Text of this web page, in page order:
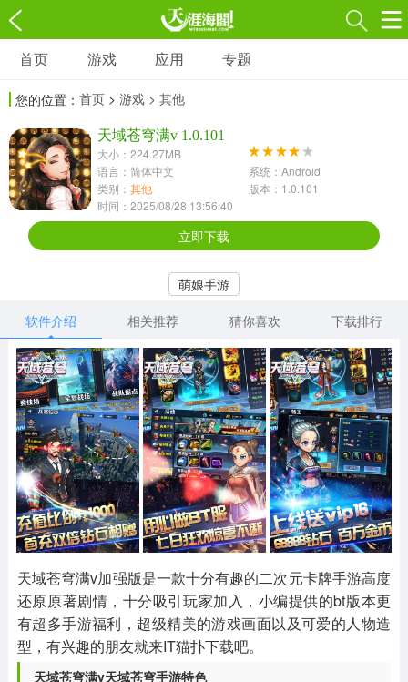
游戏
3697款应用
1597款应用
休闲益智
13387款应用
2196款应用
冒险解谜
418款应用
音乐舞蹈
269款应用
2716款应用
515款应用
其他
1654款应用
游戏助手
515款应用
MOD游戏
1056款应用
首页 游戏 应用 专题
您的位置： 首页 > 游戏 > 其他
天域苍穹满v 1.0.101
大小：224.27MB
语言：简体中文
系统：Android
类别： 其他
版本：1.0.101
时间：2025/08/28 13:56:40
立即下载
萌娘手游
软件介绍
相关推荐 猜你喜欢 下载排行
天域苍穹满v加强版是一款十分有趣的二次元卡牌手游高度
还原原著剧情，十分吸引玩家加入，小编提供的bt版本更
有超多手游福利，超级精美的游戏画面以及可爱的人物造
型，有兴趣的朋友就来IT猫扑下载吧。
天域苍穹满v天域苍穹手游特色